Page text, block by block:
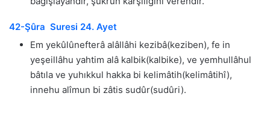
42-Şûra Suresi 24. Ayet
Em yekûlûnefterâ alâllâhi kezibâ(keziben), fe in
yeşeillâhu yahtim alâ kalbik(kalbike), ve yemhullâhul
bâtıla ve yuhıkkul hakka bi kelimâtih(kelimâtihî),
innehu alîmun bi zâtis sudûr(sudûri).